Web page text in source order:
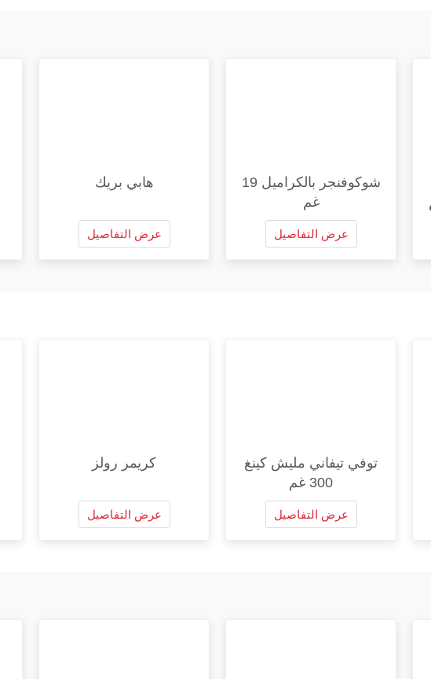
شوكوفنجر بالكراميل 19
غم
عرض التفاصيل
هابي بريك
عرض التفاصيل
توفي تيفاني مليش كينغ
300 غم
عرض التفاصيل
كريمر رولز
عرض التفاصيل